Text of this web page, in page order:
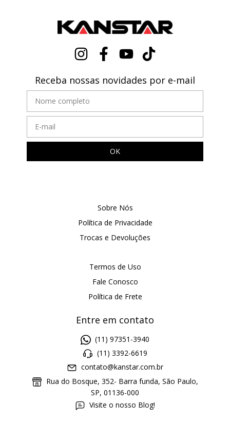
Receba nossas novidades por e-mail
Sobre Nós
Política de Privacidade
Trocas e Devoluções
Termos de Uso
Fale Conosco
Política de Frete
Entre em contato
(11) 97351-3940
(11) 3392-6619
contato@kanstar.com.br
Rua do Bosque, 352- Barra funda, São Paulo,
SP, 01136-000
Visite o nosso Blog!